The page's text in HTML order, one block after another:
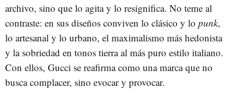
archivo, sino que lo agita y lo resignifica. No teme al
contraste: en sus diseños conviven lo clásico y lo punk,
lo artesanal y lo urbano, el maximalismo más hedonista
y la sobriedad en tonos tierra al más puro estilo italiano.
Con ellos, Gucci se reafirma como una marca que no
busca complacer, sino evocar y provocar.